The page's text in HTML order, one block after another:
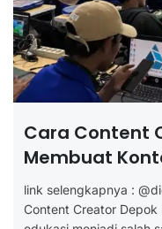
Cara Content
Membuat
link selengkapnya :
Content Creator Depok